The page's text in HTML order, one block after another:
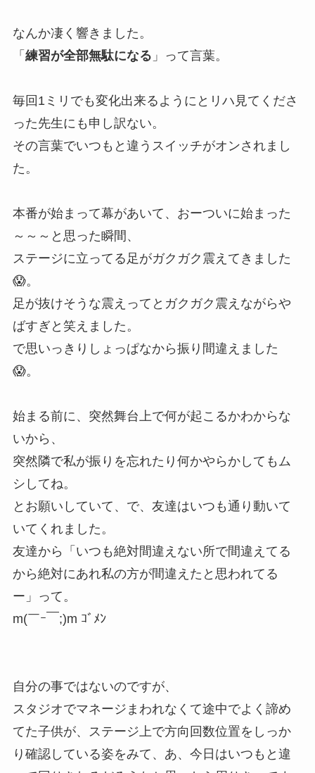
なんか凄く響きました。
「 練習が全部無駄になる 」って言葉。
毎回1ミリでも変化出来るようにとリハ見てくださ
った先生にも申し訳ない。
その言葉でいつもと違うスイッチがオンされまし
た。
本番が始まって幕があいて、おーついに始まった
～～～と思った瞬間、
ステージに立ってる足がガクガク震えてきました
😱。
足が抜けそうな震えってとガクガク震えながらや
ばすぎと笑えました。
で思いっきりしょっぱなから振り間違えました
😱。
始まる前に、突然舞台上で何が起こるかわからな
いから、
突然隣で私が振りを忘れたり何かやらかしてもム
シしてね。
とお願いしていて、で、友達はいつも通り動いて
いてくれました。
友達から「いつも絶対間違えない所で間違えてる
から絶対にあれ私の方が間違えたと思われてる
ー」って。
m(￣ｰ￣;)m ｺﾞﾒﾝ
自分の事ではないのですが、
スタジオでマネージまわれなくて途中でよく諦め
てた子供が、ステージ上で方向回数位置をしっか
り確認している姿をみて、あ、今日はいつもと違